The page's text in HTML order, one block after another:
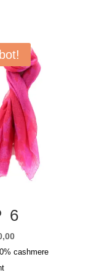
6
Aktueller
Preis
cashmere